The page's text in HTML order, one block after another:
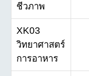
ชีวภาพ
XK03
วิทยาศาสตร์
การอาหาร